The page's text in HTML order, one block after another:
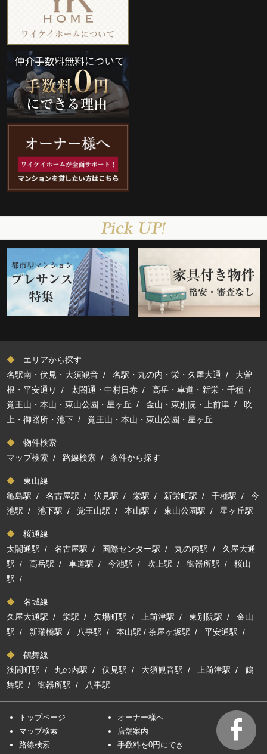
◆ エリアから探す
名駅南・伏見・大須観音 /名駅・丸の内・栄・久屋大通 / 大曽
根・平安通り
/ 太閤通・中村日赤 /高岳・車道・新栄・千種 /
覚王山・本山・東山公園・星ヶ丘 /金山・東別院・上前津 / 吹
上・御器所・池下 /覚王山・本山・東山公園・星ヶ丘
◆ 物件検索
マップ検索 / 路線検索 /条件から探す
◆ 東山線
亀島駅 /名古屋駅 /伏見駅 /栄駅 / 新栄町駅 /千種駅 /今
池駅 /池下駅 /覚王山駅 /本山駅 /東山公園駅 /星ヶ丘駅
◆ 桜通線
太閤通駅 /名古屋駅 / 国際センター駅 / 丸の内駅 / 久屋大通
駅 /高岳駅 /車道駅 /今池駅 / 吹上駅 /御器所駅 /桜山
駅 /
◆ 名城線
久屋大通駅 /栄駅 / 矢場町駅 / 上前津駅 /東別院駅 /金山
駅 / 新瑞橋駅 / 八事駅 /本山駅 /茶屋ヶ坂駅 /平安通駅 /
◆ 鶴舞線
浅間町駅 / 丸の内駅 /伏見駅 / 大須観音駅 / 上前津駅 /鶴
舞駅 /御器所駅 / 八事駅
トップページ
マップ検索
路線検索
オーナー様へ
店舗案内
手数料を0円にでき